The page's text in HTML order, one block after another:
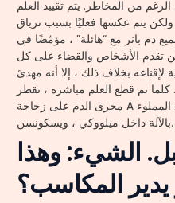
من المخاطر. يتم تقييد العلم
يتم عكسها فعليًا بسبب ترياق
دم بانر مع “هائلة” ، مؤمّضًا في
عن تقدم الأشخاص والقضاء على كل
لإقناعه بخلاف ذلك ، إلا أنه مهدئ
تم قطع العلم مباشرة ، تقطر
مجرى الدم على زجاجة A في المنشأة التي تؤكل من الفرد المملوء
بالآلة داخل ميلووكي ، ويسكونسن.
الشيء: وهذا
يدير المكاسب؟